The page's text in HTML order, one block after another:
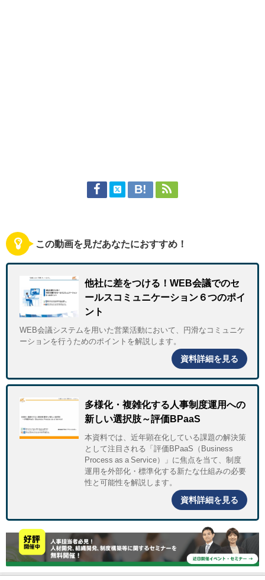
この動画を見だあなたにおすすめ！
他社に差をつける！WEB会議でのセ
ールスコミュニケーション６つのポイ
ント
WEB会議システムを用いた営業活動において、円滑なコミュニケ
ーションを行うためのポイントを解説します。
資料詳細を見る
多様化・複雑化する人事制度運用への
新しい選択肢～評価BPaaS
本資料では、近年顕在化している課題の解決策
として注目される「評価BPaaS（Business
Process as a Service）」に焦点を当て、制度
運用を外部化・標準化する新たな仕組みの必要
性と可能性を解説します。
資料詳細を見る